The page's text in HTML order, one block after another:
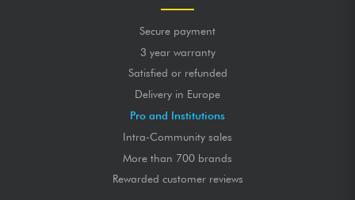
Secure payment
3 year warranty
Satisfied or refunded
Delivery in Europe
Pro and Institutions
Intra-Community sales
More than 700 brands
Rewarded customer reviews